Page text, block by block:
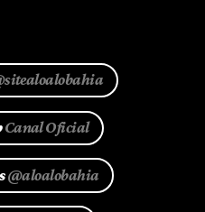
Canal Oficial
@aloalobahia